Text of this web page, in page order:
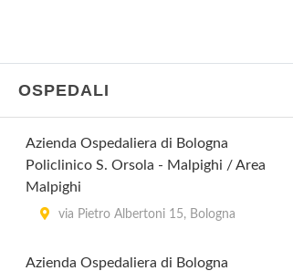
Vergato
via Papa Giovanni XXIII 12, Vergato
OSPEDALI
Azienda Ospedaliera di Bologna
Policlinico S. Orsola - Malpighi / Area
Malpighi
via Pietro Albertoni 15, Bologna
Azienda Ospedaliera di Bologna